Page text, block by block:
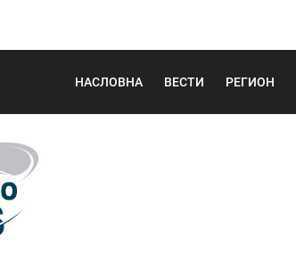
НАСЛОВНА ВЕСТИ РЕГИОН